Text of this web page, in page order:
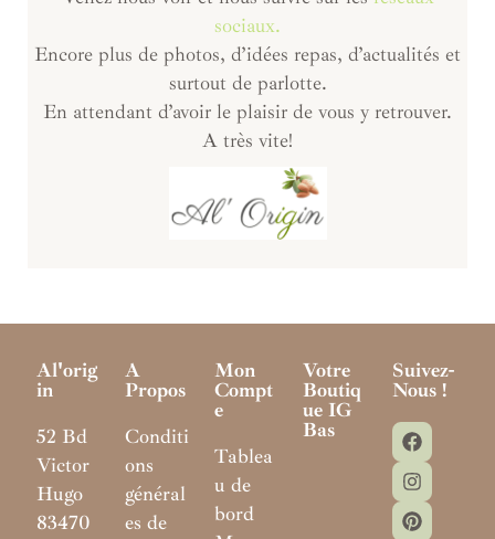
sociaux.
Encore plus de photos, d’idées repas, d’actualités et
surtout de parlotte.
En attendant d’avoir le plaisir de vous y retrouver.
A très vite!
Al'orig
In
52 Bd
Victor
Hugo
83470
A
Propos
Conditi
ons
général
es de
Mon
Compt
E
Tablea
u de
bord
Votre
Boutiq
Ue IG
Bas
Suivez-
Nous !